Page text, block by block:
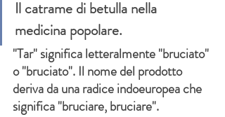
Il catrame di betulla nella
medicina popolare.
"Tar" significa letteralmente "bruciato"
o "bruciato". Il nome del prodotto
deriva da una radice indoeuropea che
significa "bruciare, bruciare".